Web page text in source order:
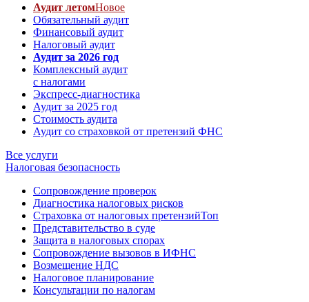
Аудит летомНовое
Обязательный аудит
Финансовый аудит
Налоговый аудит
Аудит за 2026 год
Комплексный аудит
с налогами
Экспресс-диагностика
Аудит за 2025 год
Стоимость аудита
Аудит со страховкой от претензий ФНС
Все услуги
Налоговая безопасность
Сопровождение проверок
Диагностика налоговых рисков
Страховка от налоговых претензийТоп
Представительство в суде
Защита в налоговых спорах
Сопровождение вызовов в ИФНС
Возмещение НДС
Налоговое планирование
Консультации по налогам